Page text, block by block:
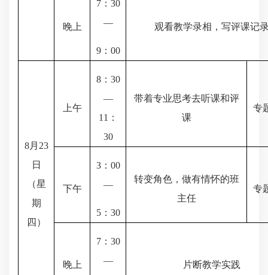
晚上
7： 30
—
9： 00
观看教学录相，写评课记
8月 23
日
（星
期
四）
上午
8： 30
—
11 ：
30
带着专业思考去听课和评
课
专
下午
3： 00
—
5： 30
转变角色，做有情怀的班
主任
专
晚上
7： 30
—
片断教学实践